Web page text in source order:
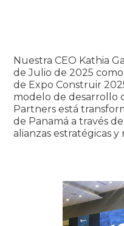
Nuestra CEO Kathia
de Julio de 2025
de Expo Construir
modelo de desarrollo
Partners está
de Panamá a través
alianzas estratégicas